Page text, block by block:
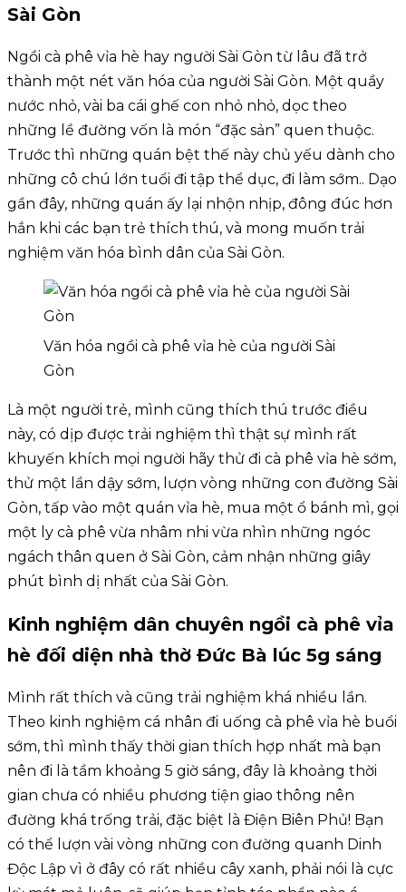
Sài Gòn
Ngồi cà phê vỉa hè hay người Sài Gòn từ lâu đã trở
thành một nét văn hóa của người Sài Gòn. Một quầy
nước nhỏ, vài ba cái ghế con nhỏ nhỏ, dọc theo
những lề đường vốn là món “đặc sản” quen thuộc.
Trước thì những quán bệt thế này chủ yếu dành cho
những cô chú lớn tuổi đi tập thể dục, đi làm sớm.. Dạo
gần đây, những quán ấy lại nhộn nhịp, đông đúc hơn
hẳn khi các bạn trẻ thích thú, và mong muốn trải
nghiệm văn hóa bình dân của Sài Gòn.
Văn hóa ngồi cà phê vỉa hè của người Sài
Gòn
Là một người trẻ, mình cũng thích thú trước điều
này, có dịp được trải nghiệm thì thật sự mình rất
khuyến khích mọi người hãy thử đi cà phê vỉa hè sớm,
thử một lần dậy sớm, lượn vòng những con đường Sài
Gòn, tấp vào một quán vỉa hè, mua một ổ bánh mì, gọi
một ly cà phê vừa nhâm nhi vừa nhìn những ngóc
ngách thân quen ở Sài Gòn, cảm nhận những giây
phút bình dị nhất của Sài Gòn.
Kinh nghiệm dân chuyên ngồi cà phê vỉa
hè đối diện nhà thờ Đức Bà lúc 5g sáng
Mình rất thích và cũng trải nghiệm khá nhiều lần.
Theo kinh nghiệm cá nhân đi uống cà phê vỉa hè buổi
sớm, thì mình thấy thời gian thích hợp nhất mà bạn
nên đi là tầm khoảng 5 giờ sáng, đây là khoảng thời
gian chưa có nhiều phương tiện giao thông nên
đường khá trống trải, đặc biệt là Điện Biên Phủ! Bạn
có thể lượn vài vòng những con đường quanh Dinh
Độc Lập vì ở đây có rất nhiều cây xanh, phải nói là cực